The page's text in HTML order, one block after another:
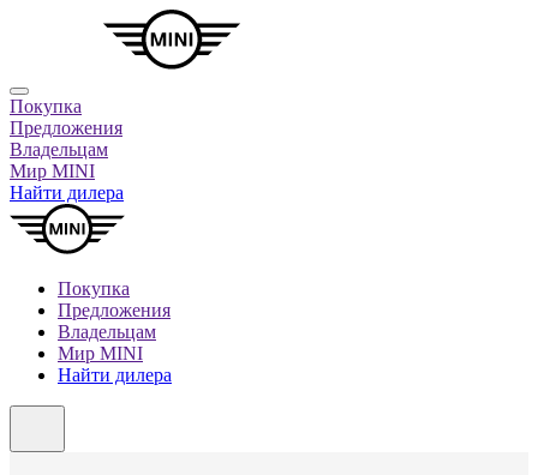
Покупка
Предложения
Владельцам
Мир MINI
Найти дилера
Покупка
Предложения
Владельцам
Мир MINI
Найти дилера